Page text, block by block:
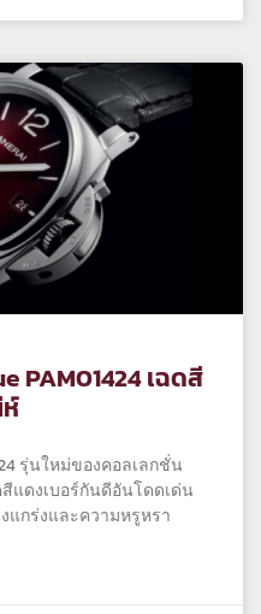
PAM01424 เฉดสี
รุ่นใหม่ของคอลเลกชั่น
แดงเบอร์กันดีอันโดดเด่น
แกร่งและความหรูหรา